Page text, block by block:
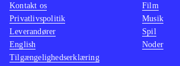
Kontakt os
Privatlivspolitik
Leverandører
English
Tilgængelighedserklæring
Film
Musik
Spil
Noder